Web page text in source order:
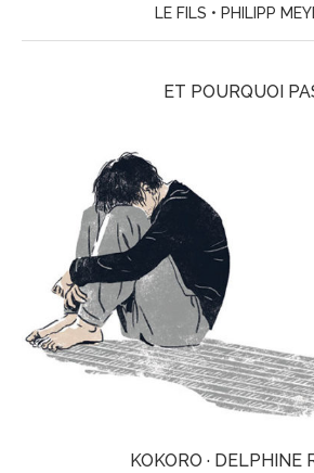
LE FILS • PHILIPP
ET POURQUOI
KOKORO · DELPHINE